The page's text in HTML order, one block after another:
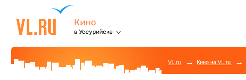
Кино
в Уссурийске
VL.ru → Кино на VL.ru →